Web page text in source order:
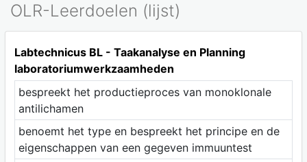
OLR-Leerdoelen (lijst)
Labtechnicus BL - Taakanalyse en Planning
laboratoriumwerkzaamheden
bespreekt het productieproces van monoklonale
antilichamen
benoemt het type en bespreekt het principe en de
eigenschappen van een gegeven immuuntest